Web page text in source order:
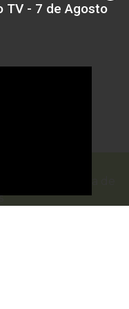
TV - 7 de Agosto